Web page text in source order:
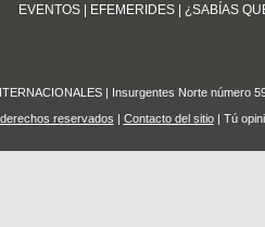
EVENTOS | EFEMERIDES | ¿SABÍAS
| Insurgentes Norte número
reservados | Contacto del sitio| Tú